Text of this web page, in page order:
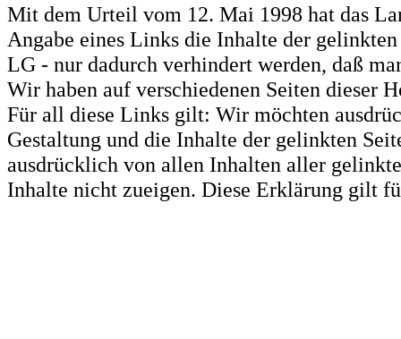
Mit dem Urteil vom 12. Mai 1998 hat das
Angabe eines Links die Inhalte der
LG - nur dadurch verhindert werden, daß
Wir haben auf verschiedenen Seiten dieser
Für all diese Links gilt: Wir möchten
Gestaltung und die Inhalte der gelinkten
ausdrücklich von allen Inhalten aller
Inhalte nicht zueigen. Diese Erklärung gilt